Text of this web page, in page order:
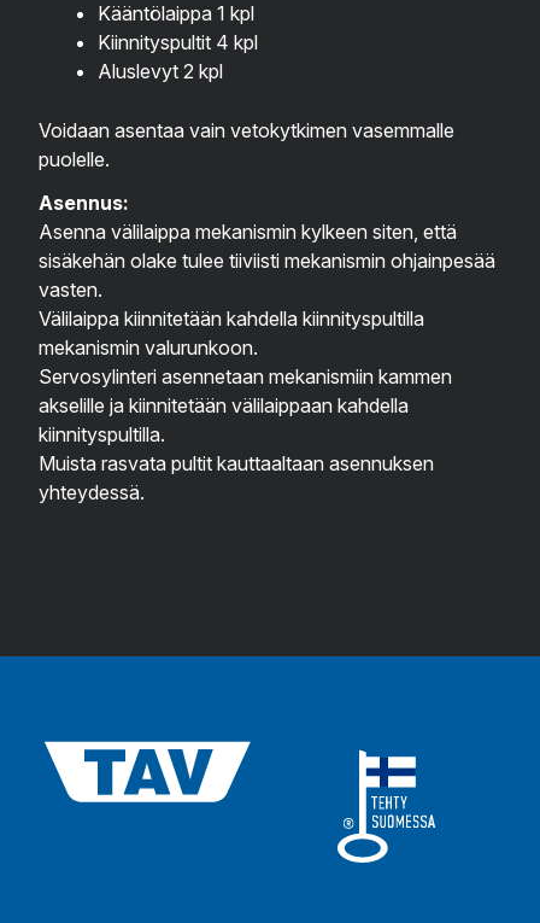
Kääntölaippa 1 kpl
Kiinnityspultit 4 kpl
Aluslevyt 2 kpl
Voidaan asentaa vain vetokytkimen vasemmalle
puolelle.
Asennus:
Asenna välilaippa mekanismin kylkeen siten, että
sisäkehän olake tulee tiiviisti mekanismin ohjainpesää
vasten.
Välilaippa kiinnitetään kahdella kiinnityspultilla
mekanismin valurunkoon.
Servosylinteri asennetaan mekanismiin kammen
akselille ja kiinnitetään välilaippaan kahdella
kiinnityspultilla.
Muista rasvata pultit kauttaaltaan asennuksen
yhteydessä.